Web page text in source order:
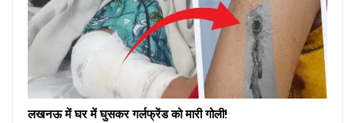
लखनऊ में घर में घुसकर गर्लफ्रेंड को मारी गोली!